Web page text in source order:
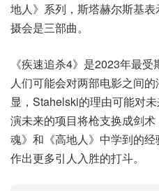
地人》系列，斯塔赫尔斯基
摄会是三部曲。
《疾速追杀4》是2023年最
人们可能会对两部电影之间
显，Stahelski的理由可能对
演未来的项目将枪支换成剑
魂》和《高地人》中学到的
作出更多引人入胜的打斗。